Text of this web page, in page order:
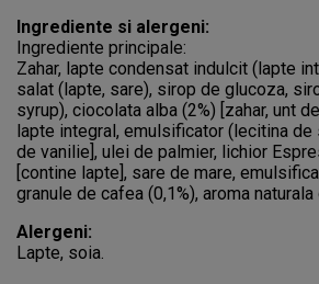
Ingrediente si alergeni:
Ingrediente principale:
Zahar, lapte condensat indulcit (lapte
salat (lapte, sare), sirop de glucoza,
syrup), ciocolata alba (2%) [zahar, unt
lapte integral, emulsificator (lecitina de
de vanilie], ulei de palmier, lichior
[contine lapte], sare de mare,
granule de cafea (0,1%), aroma
Alergeni:
Lapte, soia.